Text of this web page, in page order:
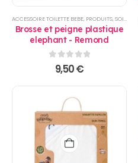
ACCESSOIRE TOILETTE BEBE, PRODUITS,SOINS-HYGIÈNE
Brosse et peigne plastique
elephant - Remond
sur 5
9,50€